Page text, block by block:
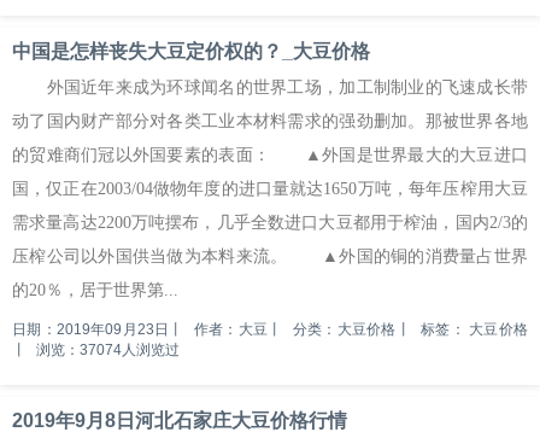
中国是怎样丧失大豆定价权的？_大豆价格
外国近年来成为环球闻名的世界工场，加工制制业的飞速成长带
动了国内财产部分对各类工业本材料需求的强劲删加。那被世界各地
的贸难商们冠以外国要素的表面： ▲外国是世界最大的大豆进口
国，仅正在2003/04做物年度的进口量就达1650万吨，每年压榨用大豆
需求量高达2200万吨摆布，几乎全数进口大豆都用于榨油，国内2/3的
压榨公司以外国供当做为本料来流。 ▲外国的铜的消费量占世界
的20％，居于世界第...
日期：2019年09月23日 作者：大豆 分类：大豆价格 标签： 大豆价格
浏览：37074人浏览过
2019年9月8日河北石家庄大豆价格行情